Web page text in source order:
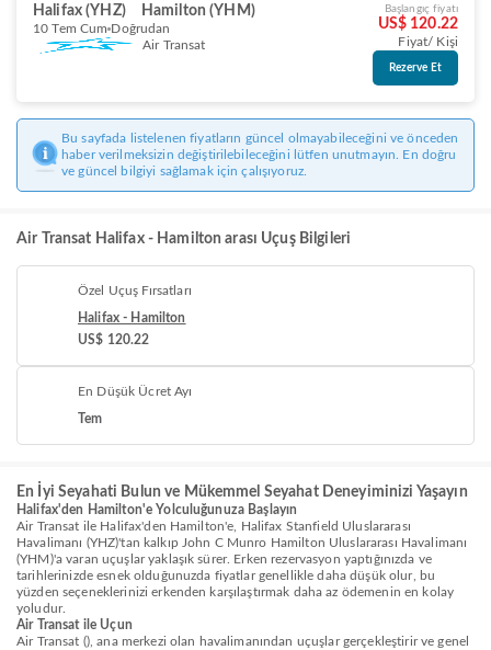
Halifax (YHZ) Hamilton (YHM)
10 Tem Cum Doğrudan
Air Transat
Başlangıç fiyatı
US$ 120.22
Fiyat/ Kişi
Rezerve Et
Bu sayfada listelenen fiyatların güncel olmayabileceğini ve önceden
haber verilmeksizin değiştirilebileceğini lütfen unutmayın. En doğru
ve güncel bilgiyi sağlamak için çalışıyoruz.
Air Transat Halifax - Hamilton arası Uçuş Bilgileri
Özel Uçuş Fırsatları
Halifax - Hamilton
US$ 120.22
En Düşük Ücret Ayı
Tem
En İyi Seyahati Bulun ve Mükemmel Seyahat Deneyiminizi Yaşayın
Halifax'den Hamilton'e Yolculuğunuza Başlayın
Air Transat ile Halifax'den Hamilton'e, Halifax Stanfield Uluslararası
Havalimanı (YHZ)'tan kalkıp John C Munro Hamilton Uluslararası Havalimanı
(YHM)'a varan uçuşlar yaklaşık sürer. Erken rezervasyon yaptığınızda ve
tarihlerinizde esnek olduğunuzda fiyatlar genellikle daha düşük olur, bu
yüzden seçeneklerinizi erkenden karşılaştırmak daha az ödemenin en kolay
yoludur.
Air Transat ile Uçun
Air Transat (), ana merkezi olan havalimanından uçuşlar gerçekleştirir ve genel